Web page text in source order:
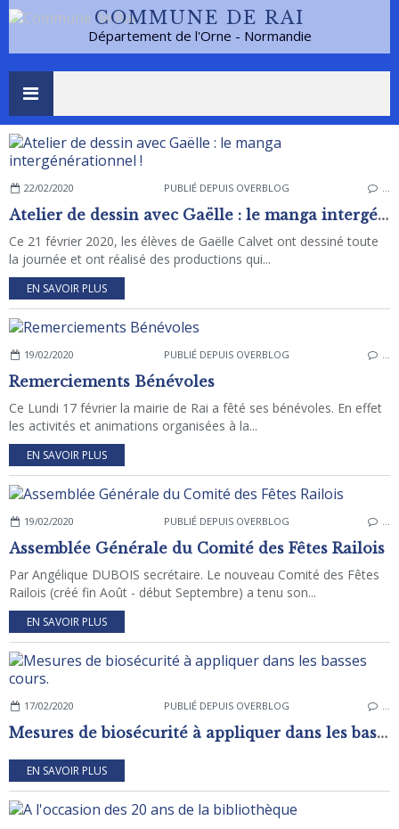
COMMUNE DE RAI
Département de l'Orne - Normandie
22/02/2020 PUBLIÉ DEPUIS OVERBLOG …
Atelier de dessin avec Gaëlle : le manga intergénérationnel !
Ce 21 février 2020, les élèves de Gaëlle Calvet ont dessiné toute
la journée et ont réalisé des productions qui...
EN SAVOIR PLUS
19/02/2020 PUBLIÉ DEPUIS OVERBLOG …
Remerciements Bénévoles
Ce Lundi 17 février la mairie de Rai a fêté ses bénévoles. En effet
les activités et animations organisées à la...
EN SAVOIR PLUS
19/02/2020 PUBLIÉ DEPUIS OVERBLOG …
Assemblée Générale du Comité des Fêtes Railois
Par Angélique DUBOIS secrétaire. Le nouveau Comité des Fêtes
Railois (créé fin Août - début Septembre) a tenu son...
EN SAVOIR PLUS
17/02/2020 PUBLIÉ DEPUIS OVERBLOG …
Mesures de biosécurité à appliquer dans les basses cours.
EN SAVOIR PLUS